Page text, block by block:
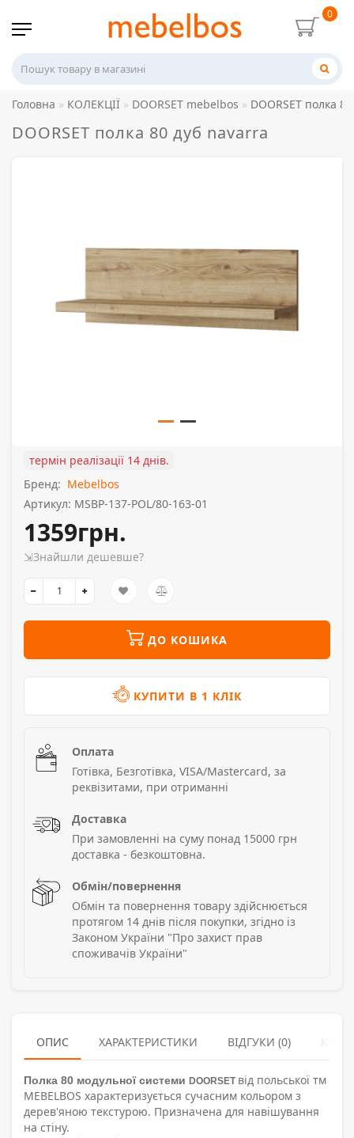
0
Головна КОЛЕКЦІЇ DOORSET mebelbos DOORSET полка
DOORSET полка 80 дуб navarra
термін реалізації 14 днів.
Бренд: Mebelbos
Артикул: MSBP-137-POL/80-163-01
1359грн.
⇲Знайшли дешевше?
ДО КОШИКА
КУПИТИ В 1 КЛІК
Оплата
Готівка, Безготівка, VISA/Mastercard, за
реквізитами, при отриманні
Доставка
При замовленні на суму понад 15000 грн
доставка - безкоштовна.
Обмін/повернення
Обмін та повернення товару здійснюється
протягом 14 днів після покупки, згідно із
Законом України "Про захист прав
споживачів України"
ОПИС ХАРАКТЕРИСТИКИ ВІДГУКИ (0)
Полка 80 модульної системи DOORSET від польської тм
MEBELBOS характеризується сучасним кольором з
дерев'яною текстурою. Призначена для навішування
на стіну.